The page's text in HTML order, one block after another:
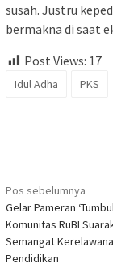
susah. Justru
bermakna di saat
Post Views: 17
Idul Adha PKS
Navigasi
pos
Pos sebelumnya
Gelar Pameran
Komunitas RuBI
Semangat
Pendidikan